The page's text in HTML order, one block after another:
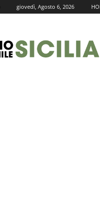
giovedì, Agosto 6, 2026
Giovanile
Sicilia